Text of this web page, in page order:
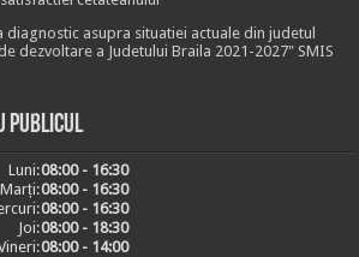
diagnostic asupra situatiei actuale din judetul
dezvoltare a Judetului Braila 2021-2027" SMIS
publicul
Luni:08:00 - 16:30
Marți:08:00 - 16:30
08:00 - 16:30
Joi:08:00 - 18:30
08:00 - 14:00